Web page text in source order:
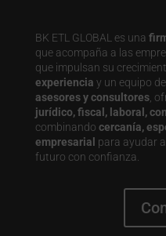
BK ETL GLOBAL es una
que acompaña a las
que impulsan su
experiencia y un equipo de
asesores y consultores,
jurídico, fiscal, laboral,
combinando cercanía,
empresarial para ayudar
futuro con confianza.